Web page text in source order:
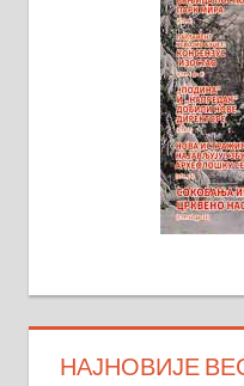
НАЈНОВИЈЕ